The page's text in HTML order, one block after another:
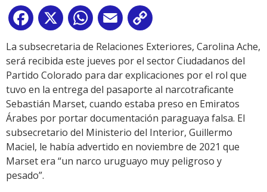
Facebook
X WhatsApp
Email
Link
La subsecretaria de Relaciones Exteriores, Carolina Ache,
será recibida este jueves por el sector Ciudadanos del
Partido Colorado para dar explicaciones por el rol que
tuvo en la entrega del pasaporte al narcotraficante
Sebastián Marset, cuando estaba preso en Emiratos
Árabes por portar documentación paraguaya falsa. El
subsecretario del Ministerio del Interior, Guillermo
Maciel, le había advertido en noviembre de 2021 que
Marset era “un narco uruguayo muy peligroso y
pesado”.